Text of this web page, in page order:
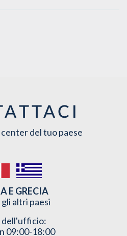
del tuo paese
E GRECIA
altri paesi
dell'ufficio:
09:00-18:00